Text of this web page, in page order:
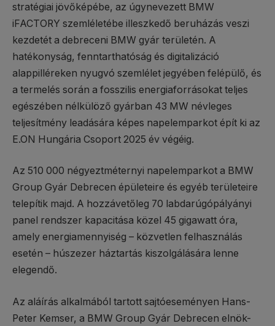
stratégiai jövőképébe, az úgynevezett BMW
iFACTORY szemléletébe illeszkedő beruházás veszi
kezdetét a debreceni BMW gyár területén. A
hatékonyság, fenntarthatóság és digitalizáció
alappilléreken nyugvó szemlélet jegyében felépülő, és
a termelés során a fosszilis energiaforrásokat teljes
egészében nélkülöző gyárban 43 MW névleges
teljesítmény leadására képes napelemparkot épít ki az
E.ON Hungária Csoport 2025 év végéig.
Az 510 000 négyeztméternyi napelemparkot a BMW
Group Gyár Debrecen épületeire és egyéb területeire
telepítik majd. A hozzávetőleg 70 labdarúgópályányi
panel rendszer kapacitása közel 45 gigawatt óra,
amely energiamennyiség – közvetlen felhasználás
esetén – húszezer háztartás kiszolgálására lenne
elegendő.
Az aláírás alkalmából tartott sajtóeseményen Hans-
Peter Kemser, a BMW Group Gyár Debrecen elnök-